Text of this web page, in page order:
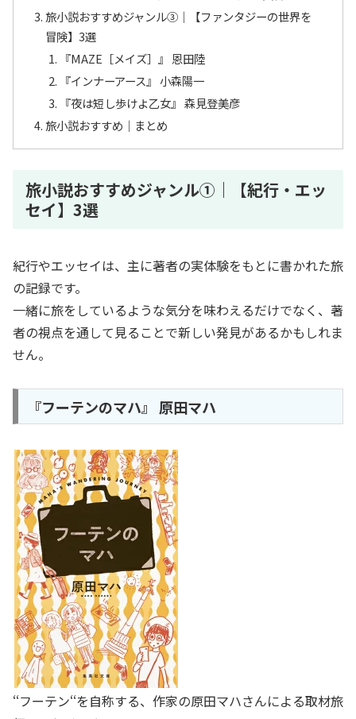
旅小説おすすめジャンル③｜【ファンタジーの世界を
冒険】3選
『MAZE［メイズ］』 恩田陸
『インナーアース』 小森陽一
『夜は短し歩けよ乙女』 森見登美彦
旅小説おすすめ｜まとめ
旅小説おすすめジャンル①｜【紀行・エッ
セイ】3選
紀行やエッセイは、主に著者の実体験をもとに書かれた旅
の記録です。
一緒に旅をしているような気分を味わえるだけでなく、著
者の視点を通して見ることで新しい発見があるかもしれま
せん。
『フーテンのマハ』 原田マハ
‘‘フーテン‘‘を自称する、作家の原田マハさんによる取材旅